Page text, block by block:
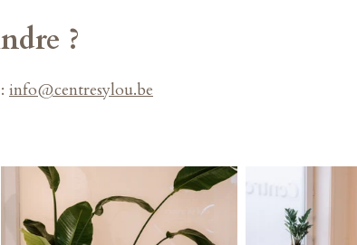
?
info@centresylou.be